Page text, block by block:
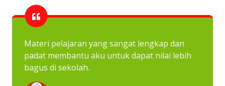
Materi pelajaran yang sangat lengkap dan
padat membantu aku untuk dapat nilai lebih
bagus di sekolah.